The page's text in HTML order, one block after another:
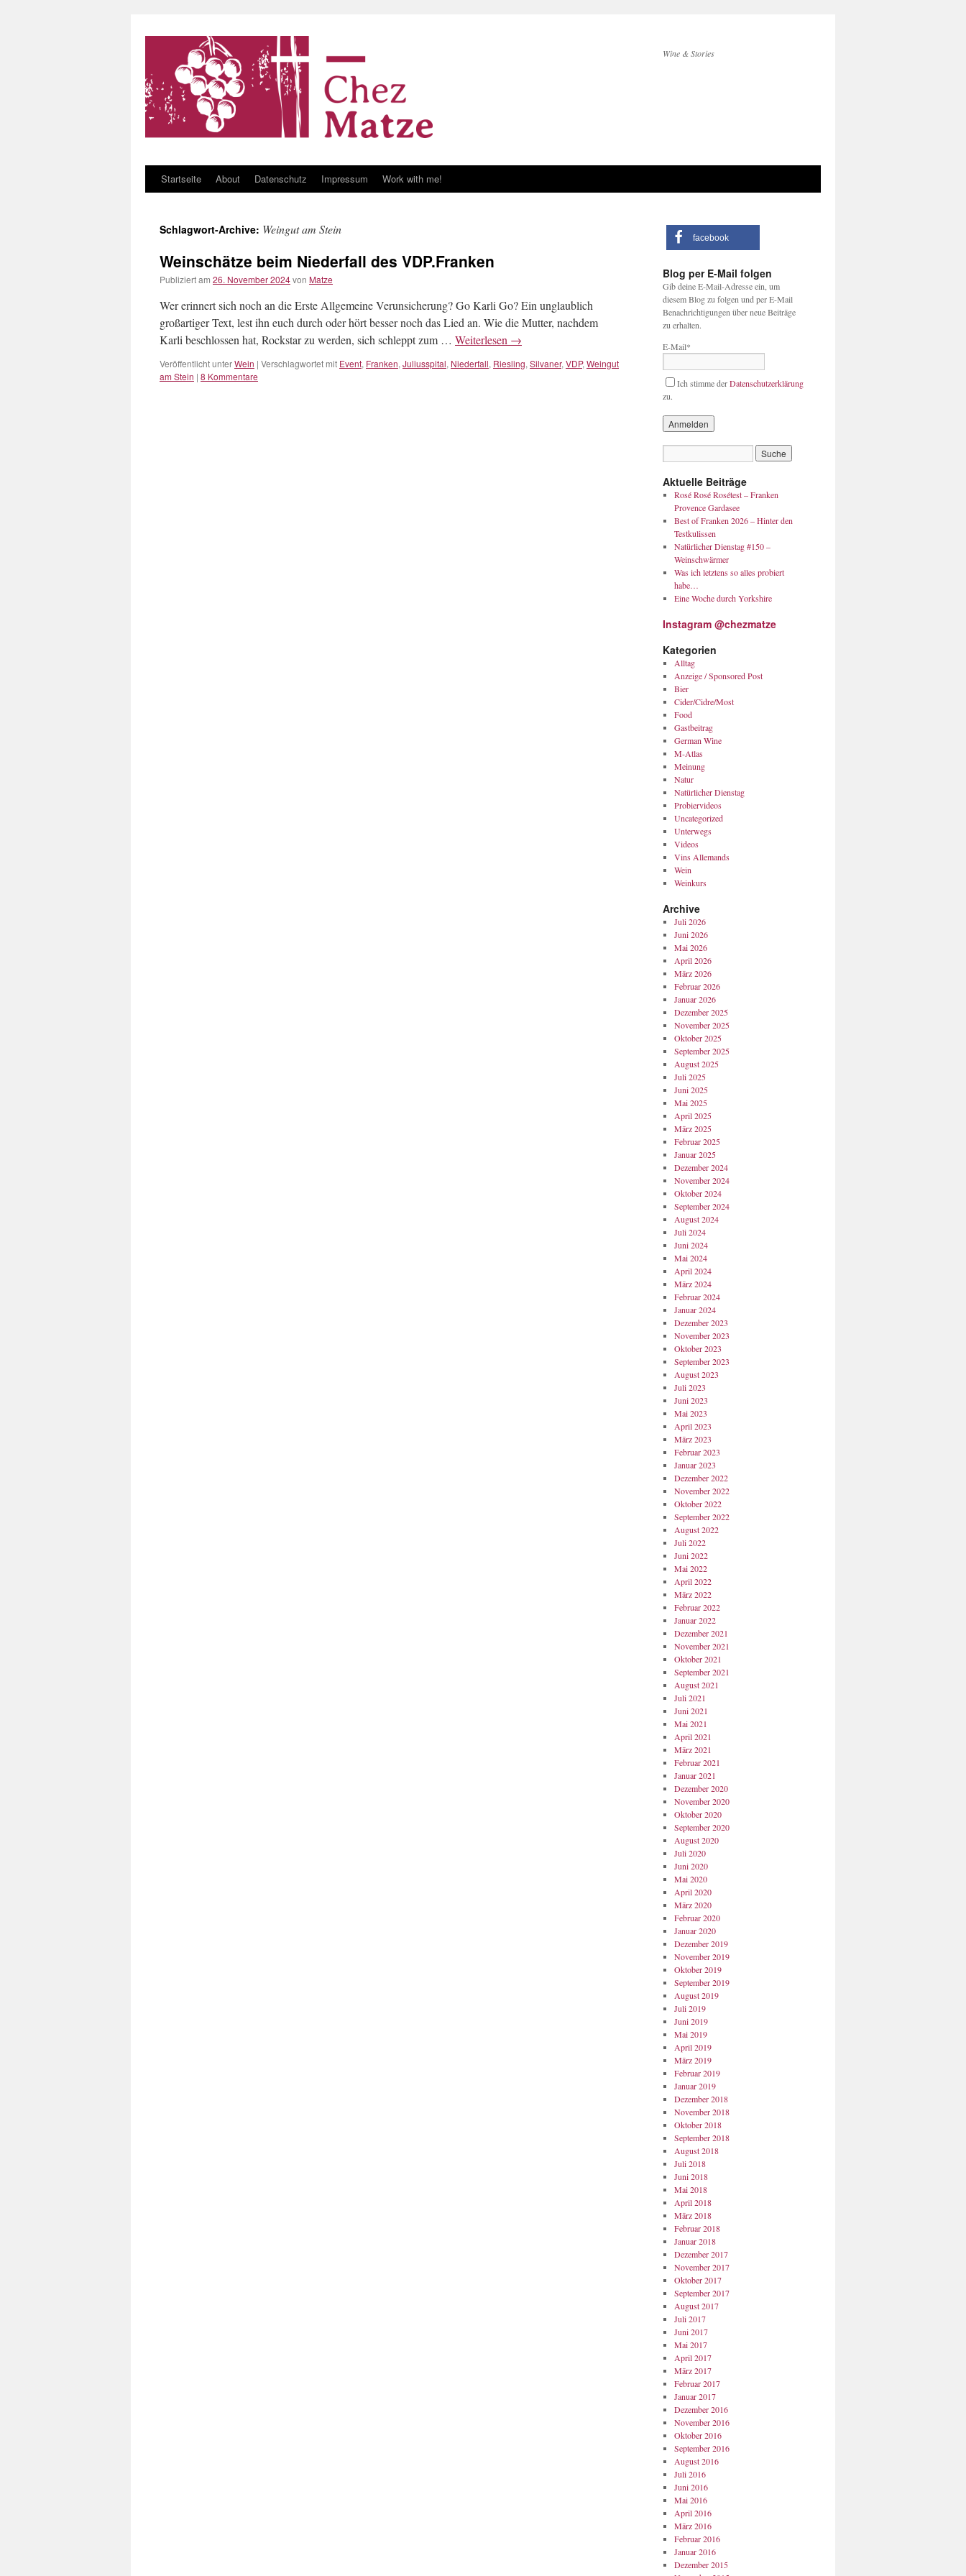
Wine & Stories
Zum Inhalt springen
Startseite About Datenschutz Impressum Work with me!
Schlagwort-Archive: Weingut am Stein
Weinschätze beim Niederfall des VDP.Franken
Publiziert am 26. November 2024von Matze
Wer erinnert sich noch an die Erste Allgemeine Verunsicherung? Go Karli Go? Ein unglaublich
großartiger Text, lest ihn euch durch oder hört besser noch das Lied an. Wie die Mutter, nachdem
Karli beschlossen hat, Rockstar zu werden, sich schleppt zum … Weiterlesen →
Veröffentlicht unterWein | Verschlagwortet mit Event, Franken, Juliusspital, Niederfall, Riesling, Silvaner, VDP, Weingut
am Stein | 8 Kommentare
facebook
Blog per E-Mail folgen
Gib deine E-Mail-Adresse ein, um
diesem Blog zu folgen und per E-Mail
Benachrichtigungen über neue Beiträge
zu erhalten.
E-Mail*
Ich stimme derDatenschutzerklärung
zu.
Aktuelle Beiträge
Rosé Rosé Rosétest – Franken
Provence Gardasee
Best of Franken 2026 – Hinter den
Testkulissen
Natürlicher Dienstag #150 –
Weinschwärmer
Was ich letztens so alles probiert
habe…
Eine Woche durch Yorkshire
Instagram @chezmatze
Kategorien
Alltag
Anzeige / Sponsored Post
Bier
Cider/Cidre/Most
Food
Gastbeitrag
German Wine
M-Atlas
Meinung
Natur
Natürlicher Dienstag
Probiervideos
Uncategorized
Unterwegs
Videos
Vins Allemands
Wein
Weinkurs
Archive
Juli 2026
Juni 2026
Mai 2026
April 2026
März 2026
Februar 2026
Januar 2026
Dezember 2025
November 2025
Oktober 2025
September 2025
August 2025
Juli 2025
Juni 2025
Mai 2025
April 2025
März 2025
Februar 2025
Januar 2025
Dezember 2024
November 2024
Oktober 2024
September 2024
August 2024
Juli 2024
Juni 2024
Mai 2024
April 2024
März 2024
Februar 2024
Januar 2024
Dezember 2023
November 2023
Oktober 2023
September 2023
August 2023
Juli 2023
Juni 2023
Mai 2023
April 2023
März 2023
Februar 2023
Januar 2023
Dezember 2022
November 2022
Oktober 2022
September 2022
August 2022
Juli 2022
Juni 2022
Mai 2022
April 2022
März 2022
Februar 2022
Januar 2022
Dezember 2021
November 2021
Oktober 2021
September 2021
August 2021
Juli 2021
Juni 2021
Mai 2021
April 2021
März 2021
Februar 2021
Januar 2021
Dezember 2020
November 2020
Oktober 2020
September 2020
August 2020
Juli 2020
Juni 2020
Mai 2020
April 2020
März 2020
Februar 2020
Januar 2020
Dezember 2019
November 2019
Oktober 2019
September 2019
August 2019
Juli 2019
Juni 2019
Mai 2019
April 2019
März 2019
Februar 2019
Januar 2019
Dezember 2018
November 2018
Oktober 2018
September 2018
August 2018
Juli 2018
Juni 2018
Mai 2018
April 2018
März 2018
Februar 2018
Januar 2018
Dezember 2017
November 2017
Oktober 2017
September 2017
August 2017
Juli 2017
Juni 2017
Mai 2017
April 2017
März 2017
Februar 2017
Januar 2017
Dezember 2016
November 2016
Oktober 2016
September 2016
August 2016
Juli 2016
Juni 2016
Mai 2016
April 2016
März 2016
Februar 2016
Januar 2016
Dezember 2015